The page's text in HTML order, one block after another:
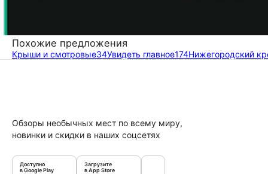
Похожие предложения
Крыши и смотровые34Увидеть главное174Нижегородский
Обзоры необычных мест по всему миру,
новинки и скидки в наших соцсетях
Доступно
в Google Play
Загрузите
в App Store